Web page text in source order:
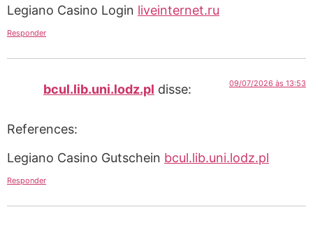
Legiano Casino Login liveinternet.ru
Responder
bcul.lib.uni.lodz.pl disse: 09/07/2026 às 13:53
References:
Legiano Casino Gutschein bcul.lib.uni.lodz.pl
Responder